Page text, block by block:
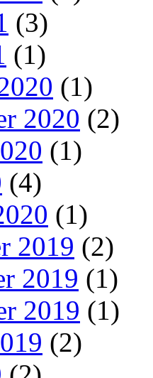
(3)
(1)
(1)
2020 (2)
(1)
(4)
(1)
2019 (2)
2019 (1)
2019 (1)
(2)